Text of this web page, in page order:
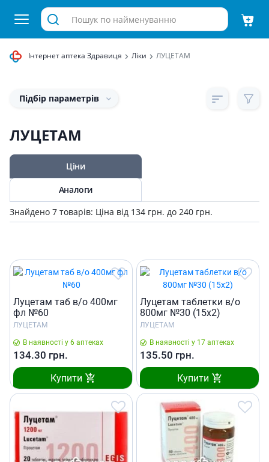
Інтернет аптека Здравиця Ліки ЛУЦЕТАМ
Підбір параметрів
ЛУЦЕТАМ
Ціни
Аналоги
Знайдено 7 товарів: Ціна від 134 грн. до 240 грн.
Луцетам таб в/о 400мг
фл №60
ЛУЦЕТАМ
В наявності у 6 аптеках
134.30 грн.
Купити
Луцетам таблетки в/о
800мг №30 (15х2)
ЛУЦЕТАМ
В наявності у 17 аптеках
135.50 грн.
Купити